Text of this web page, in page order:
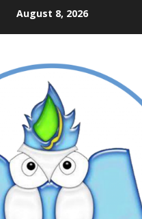
August 8, 2026